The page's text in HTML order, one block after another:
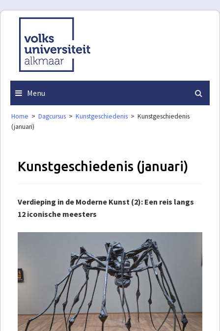
Skip
content
Menu
Home > Dagcursus > Kunstgeschiedenis > Kunstgeschiedenis
(januari)
Kunstgeschiedenis (januari)
Verdieping in de Moderne Kunst (2): Een reis langs
12 iconische meesters